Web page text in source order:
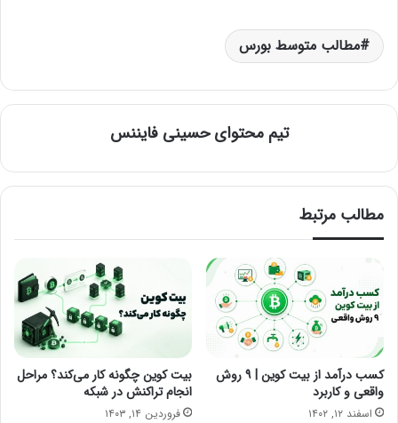
مطالب متوسط بورس
تیم محتوای حسینی‌ فایننس
مطالب مرتبط
کسب درآمد از بیت کوین | ۹ روش
واقعی و کاربرد
اسفند ۱۲, ۱۴۰۲
بیت کوین چگونه کار می‌کند؟ مراحل
انجام تراکنش در شبکه
فروردین ۱۴, ۱۴۰۳